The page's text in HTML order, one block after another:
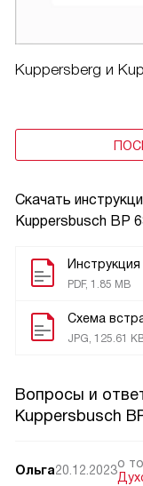
Скачать
Kuppersbusch BP
PDF, 1.85 MB
Схема
JPG, 125.61
Kuppersberg и
Вопросы и
Kuppersbusch
Ольга20.12.2023о